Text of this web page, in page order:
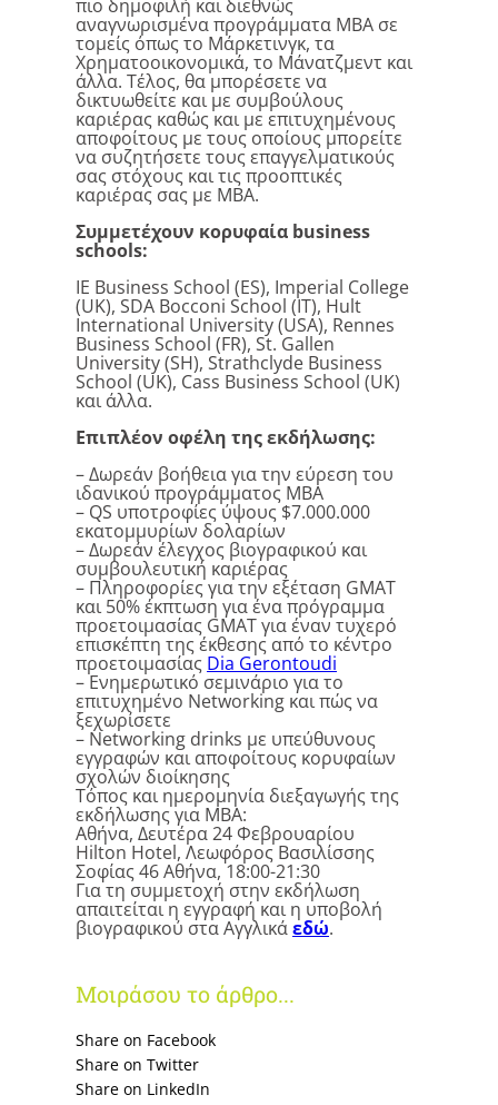
πιο δημοφιλή και διεθνώς
αναγνωρισμένα προγράμματα ΜΒΑ σε
τομείς όπως το Μάρκετινγκ, τα
Χρηματοοικονομικά, το Μάνατζμεντ και
άλλα. Τέλος, θα μπορέσετε να
δικτυωθείτε και με συμβούλους
καριέρας καθώς και με επιτυχημένους
αποφοίτους με τους οποίους μπορείτε
να συζητήσετε τους επαγγελματικούς
σας στόχους και τις προοπτικές
καριέρας σας με ΜΒΑ.
Συμμετέχουν κορυφαία business
schools:
IE Business School (ES), Imperial College
(UK), SDA Bocconi School (IT), Hult
International University (USA), Rennes
Business School (FR), St. Gallen
University (SH), Strathclyde Business
School (UK), Cass Business School (UK)
και άλλα.
Επιπλέον οφέλη της εκδήλωσης:
– Δωρεάν βοήθεια για την εύρεση του
ιδανικού προγράμματος MBA
– QS υποτροφίες ύψους $7.000.000
εκατομμυρίων δολαρίων
– Δωρεάν έλεγχος βιογραφικού και
συμβουλευτική καριέρας
– Πληροφορίες για την εξέταση GMAT
και 50% έκπτωση για ένα πρόγραμμα
προετοιμασίας GMAT για έναν τυχερό
επισκέπτη της έκθεσης από το κέντρο
προετοιμασίας Dia Gerontoudi
– Ενημερωτικό σεμινάριο για το
επιτυχημένο Networking και πώς να
ξεχωρίσετε
– Networking drinks με υπεύθυνους
εγγραφών και αποφοίτους κορυφαίων
σχολών διοίκησης
Τόπος και ημερομηνία διεξαγωγής της
εκδήλωσης για ΜΒΑ:
Αθήνα, Δευτέρα 24 Φεβρουαρίου
Hilton Hotel, Λεωφόρος Βασιλίσσης
Σοφίας 46 Αθήνα, 18:00-21:30
Για τη συμμετοχή στην εκδήλωση
απαιτείται η εγγραφή και η υποβολή
βιογραφικού στα Αγγλικάεδώ.
Μοιράσου το άρθρο...
Share on Facebook
Share on Twitter
Share on LinkedΙn